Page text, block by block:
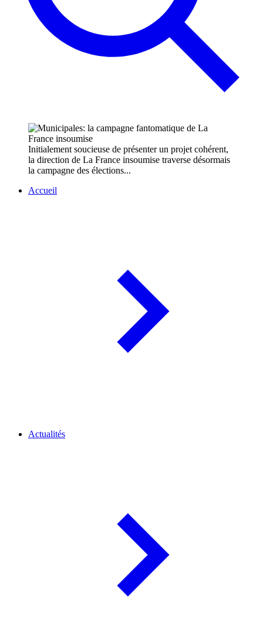
Initialement soucieuse de présenter un projet cohérent,
la direction de La France insoumise traverse désormais
la campagne des élections...
Accueil
Actualités